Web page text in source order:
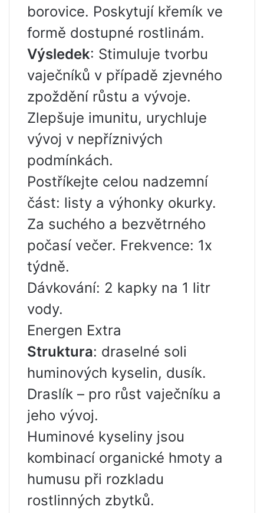
borovice. Poskytují křemík ve
formě dostupné rostlinám.
Výsledek: Stimuluje tvorbu
vaječníků v případě zjevného
zpoždění růstu a vývoje.
Zlepšuje imunitu, urychluje
vývoj v nepříznivých
podmínkách.
Postříkejte celou nadzemní
část: listy a výhonky okurky.
Za suchého a bezvětrného
počasí večer. Frekvence: 1x
týdně.
Dávkování: 2 kapky na 1 litr
vody.
Energen Extra
Struktura: draselné soli
huminových kyselin, dusík.
Draslík – pro růst vaječníku a
jeho vývoj.
Huminové kyseliny jsou
kombinací organické hmoty a
humusu při rozkladu
rostlinných zbytků.